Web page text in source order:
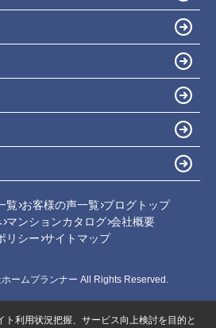
覧 お客様の声一覧 ブログトップ
マンションカタログ 会社概要
リシー サイトマップ
ームプランナー All Rights Reserved.
ト利用状況把握、サービス向上検討を目的と